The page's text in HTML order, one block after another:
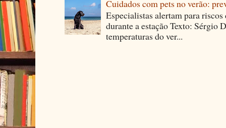
Cuidados com pets no verão:
Especialistas alertam para
durante a estação Texto: Sérgio
temperaturas do ver...